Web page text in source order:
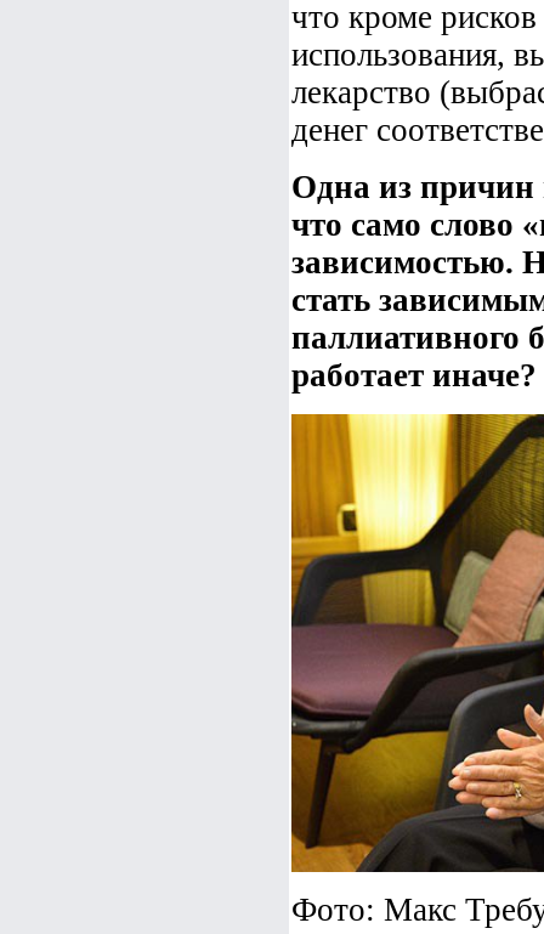
что кроме
использования,
лекарство
денег
Одна из причин
что само слово
зависимостью.
стать
паллиативного
работает иначе?
Фото: Макс